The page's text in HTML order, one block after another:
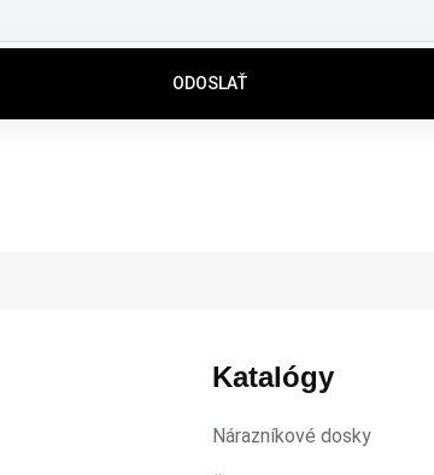
ODOSLAŤ
Katalógy
Nárazníkové dosky